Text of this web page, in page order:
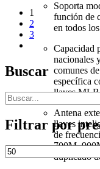
Soporta
función de
en todos
Capacidad
nacionales
comunes
específica
llaves MLB
Antena
llaves
de
700M,
duplicado
1
2
3
Buscar
Search
for:
Filtrar por
Precio
mínimo